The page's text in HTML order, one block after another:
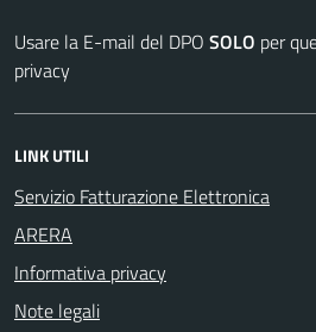
Usare la E-mail del DPO SOLO per
privacy
LINK UTILI
Servizio Fatturazione Elettronica
ARERA
Informativa privacy
Note legali